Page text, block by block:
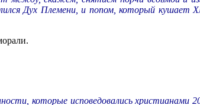
Дух Племени, и попом, который
которые исповедовались